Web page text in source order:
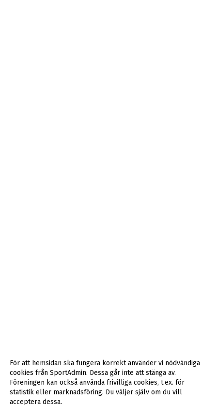
För att hemsidan ska fungera korrekt använder vi nödvändiga
cookies från SportAdmin. Dessa går inte att stänga av.
Föreningen kan också använda frivilliga cookies, t.ex. för
statistik eller marknadsföring. Du väljer själv om du vill
acceptera dessa.